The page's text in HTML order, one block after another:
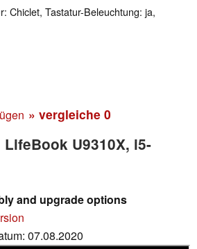
Chiclet, Tastatur-Beleuchtung: ja,
» vergleiche 0
U9310X, i5-
and upgrade options
07.08.2020